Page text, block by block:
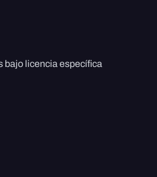
bajo licencia específica